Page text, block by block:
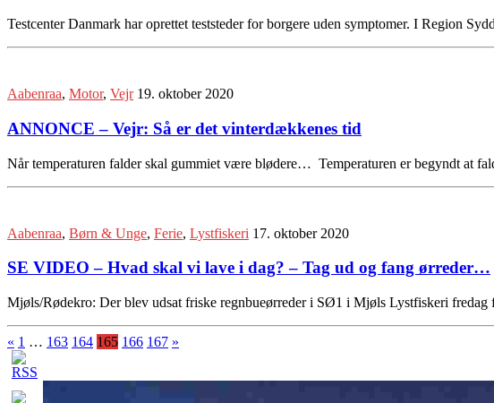
Testcenter Danmark har oprettet teststeder for borgere uden symptomer. I Region
Aabenraa, Motor, Vejr 19. oktober 2020
ANNONCE – Vejr: Så er det vinterdækkenes tid
Når temperaturen falder skal gummiet være blødere… Temperaturen er begyndt at
Aabenraa, Børn & Unge, Ferie, Lystfiskeri 17. oktober 2020
SE VIDEO – Hvad skal vi lave i dag? – Tag ud og fang ørreder…
Mjøls/Rødekro: Der blev udsat friske regnbueørreder i SØ1 i Mjøls Lystfiskeri
« 1 … 163 164 165 166 167 »